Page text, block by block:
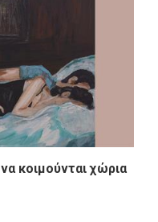
κοιμούνται χώρια